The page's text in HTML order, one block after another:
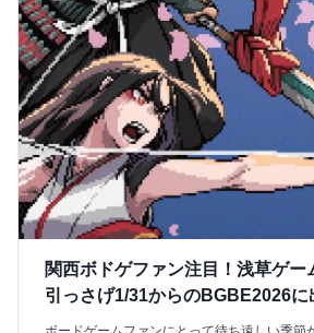
関西ボドゲファン注目！浅草ゲー
引っさげ1/31からのBGBE2026に